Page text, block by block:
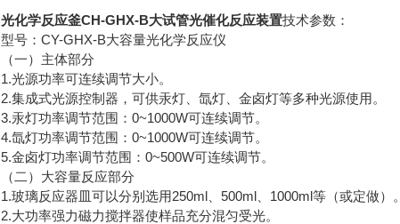
光化学反应釜CH-GHX-B大试管光催化反应装置技术参数：
型号：CY-GHX-B大容量光化学反应仪
（一）主体部分
1.光源功率可连续调节大小。
2.集成式光源控制器，可供汞灯、氙灯、金卤灯等多种光源使用。
3.汞灯功率调节范围：0~1000W可连续调节。
4.氙灯功率调节范围：0~1000W可连续调节。
5.金卤灯功率调节范围：0~500W可连续调节。
（二）大容量反应部分
1.玻璃反应器皿可以分别选用250ml、500ml、1000ml等（或定做）。
2.大功率强力磁力搅拌器使样品充分混匀受光。